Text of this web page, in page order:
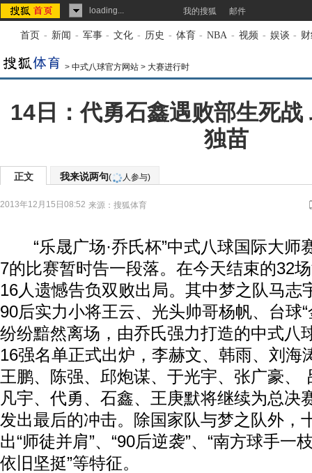
loading... 我的搜狐 邮件
首页 - 新闻 - 军事 - 文化 - 历史 - 体育 - NBA - 视频 - 娱谈 -
> 中式八球官方网站 > 大赛进行时
14日：代勇石鑫遇败部生死战
独苗
正文 我来说两句( 人参与)
2013年12月15日08:52 来源： 搜狐体育
“乐晟广场·乔氏杯”中式八球国际大师
7的比赛暂时告一段落。在今天结束的32
16人遗憾告负双败出局。其中梦之队马志
90后实力小将王云、光头帅哥杨帆、台球
纷纷黯然离场，由乔氏强力打造的中式八
16强名单正式出炉，李赫文、韩雨、刘海
王鹏、陈强、邱炮谋、于光宇、张广豪、
凡宇、代勇、石鑫、王庚默将继续为总决
发出最后的冲击。除国家队与梦之队外，
出“师徒并肩”、“90后逆袭”、“南方球手一
依旧坚挺”等特征。